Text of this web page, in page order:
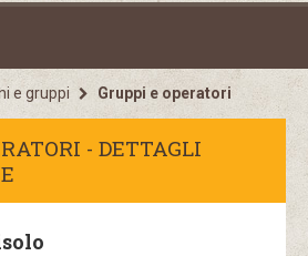
e gruppi Gruppi e operatori
- DETTAGLI